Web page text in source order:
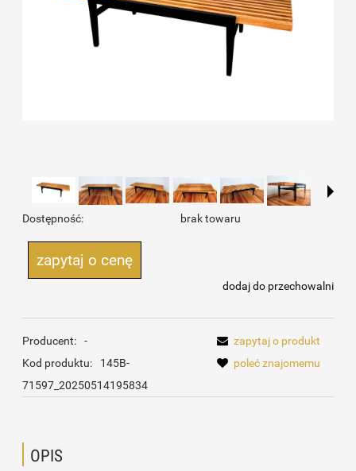
Dostępność: brak towaru
zapytaj o cenę
dodaj do przechowalni
Producent:
-
Kod produktu:
145B-
71597_20250514195834
zapytaj o produkt
poleć znajomemu
OPIS